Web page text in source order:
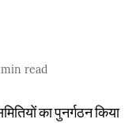
min read
का पुनर्गठन किया